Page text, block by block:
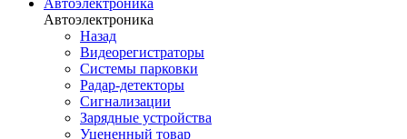
Автоэлектроника
Автоэлектроника
Назад
Видеорегистраторы
Системы парковки
Радар-детекторы
Сигнализации
Зарядные устройства
Уцененный товар